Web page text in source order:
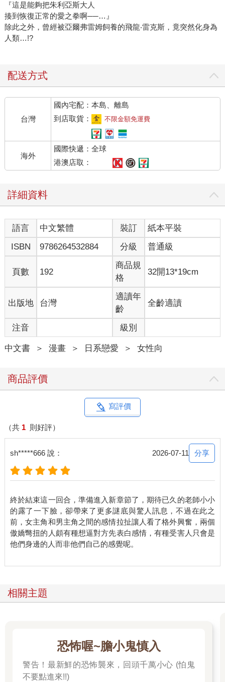
『這是能夠把朱利亞斯大人
揍到恢復正常的愛之拳啊──…』
除此之外，曾經被亞爾弗雷姆飼養的飛龍‧雷克斯，竟突然化身為
人類…!?
配送方式
台灣
國內宅配：本島、離島
到店取貨：
不限金額免運費
海外
國際快遞：全球
港澳店取：
詳細資料
語言 中文繁體 裝訂
紙本平裝
ISBN
9786264532884 分級 普通級
頁數 192
商品規
格
32開13*19cm
出版地 台灣
適讀年
齡
全齡適讀
注音 級別
中文書 ＞ 漫畫 ＞ 日系戀愛 ＞ 女性向
商品評價
寫評價
（共 1 則好評）
sh*****666 說： 2026-07-11 分享
終於結束這一回合，準備進入新章節了，期待已久的老師小小
的露了一下臉，卻帶來了更多謎底與驚人訊息，不過在此之
前，女主角和男主角之間的感情拉扯讓人看了格外興奮，兩個
傲嬌彆扭的人頗有種想逼對方先表白感情，有種受害人只會是
他們身邊的人而非他們自己的感覺呢。
相關主題
恐怖喔~膽小鬼慎入
警告！最新鮮的恐怖襲來，回頭千萬小心 (怕鬼
不要點進來!!)